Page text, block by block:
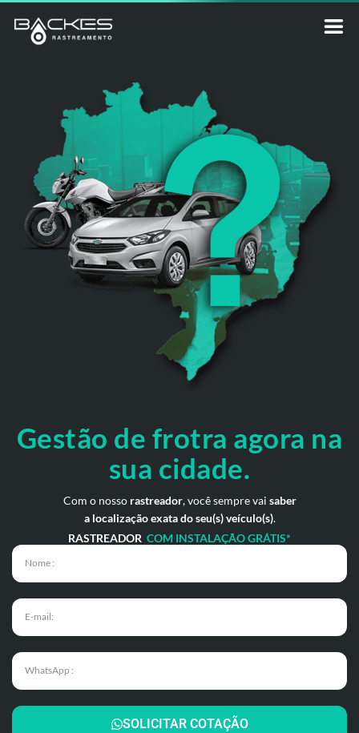
Gestão de frotra agora na
sua cidade.
Com o nosso rastreador, você sempre vai saber
a localização exata do seu(s) veículo(s).
RASTREADOR COM INSTALAÇÃO GRÁTIS*
SOLICITAR COTAÇÃO